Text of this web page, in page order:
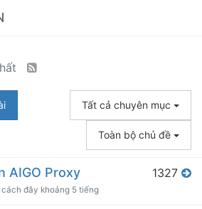
Tất cả chuyên mục
Toàn bộ chủ đề
AIGO Proxy
cách đây khoảng 5 tiếng
1327